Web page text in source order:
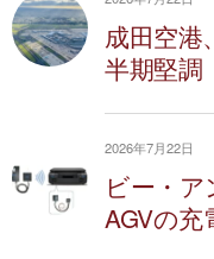
成田空港
半期堅調
2026年7月22日
ビー・
AGVの充